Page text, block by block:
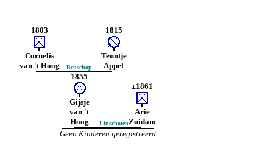
1803
Cornelis
van 't Hoog
Benschop
1815
Teuntje
Appel
1855
Gijsje
van 't
Hoog
Linschoten
±1861
Arie
Zuidam
Geen Kinderen geregistreerd